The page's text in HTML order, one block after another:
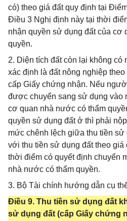
có) theo giá đất quy định tại
Điều 3 Nghị định này tại thời
nhận quyền sử dụng đất của cơ
quyền.
2. Diện tích đất còn lại không
xác định là đất nông nghiệp
cấp Giấy chứng nhận. Nếu
được chuyển sang sử dụng vào
cơ quan nhà nước có thẩm
quyền sử dụng đất ở thì phải
mức chênh lệch giữa thu tiền sử
với thu tiền sử dụng đất theo giá
thời điểm có quyết định chuyển
nhà nước có thẩm quyền.
3. Bộ Tài chính hướng dẫn cụ
Điều 9. Thu tiền sử dụng đất
sử dụng đất (cấp Giấy chứng